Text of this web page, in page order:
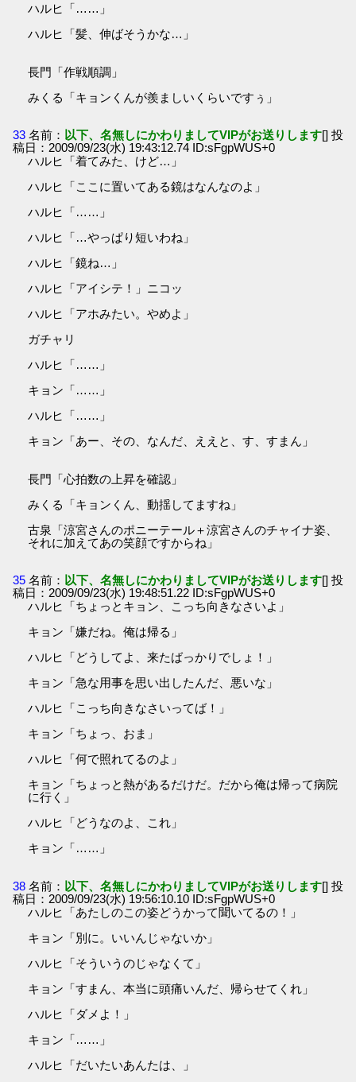
ハルヒ「……」
ハルヒ「髪、伸ばそうかな…」
長門「作戦順調」
みくる「キョンくんが羨ましいくらいですぅ」
33 名前： 以下、名無しにかわりましてVIPがお送りします[] 投
稿日：2009/09/23(水) 19:43:12.74 ID:sFgpWUS+0
ハルヒ「着てみた、けど…」
ハルヒ「ここに置いてある鏡はなんなのよ」
ハルヒ「……」
ハルヒ「…やっぱり短いわね」
ハルヒ「鏡ね…」
ハルヒ「アイシテ！」ニコッ
ハルヒ「アホみたい。やめよ」
ガチャリ
ハルヒ「……」
キョン「……」
ハルヒ「……」
キョン「あー、その、なんだ、ええと、す、すまん」
長門「心拍数の上昇を確認」
みくる「キョンくん、動揺してますね」
古泉「涼宮さんのポニーテール＋涼宮さんのチャイナ姿、
それに加えてあの笑顔ですからね」
35 名前： 以下、名無しにかわりましてVIPがお送りします[] 投
稿日：2009/09/23(水) 19:48:51.22 ID:sFgpWUS+0
ハルヒ「ちょっとキョン、こっち向きなさいよ」
キョン「嫌だね。俺は帰る」
ハルヒ「どうしてよ、来たばっかりでしょ！」
キョン「急な用事を思い出したんだ、悪いな」
ハルヒ「こっち向きなさいってば！」
キョン「ちょっ、おま」
ハルヒ「何で照れてるのよ」
キョン「ちょっと熱があるだけだ。だから俺は帰って病院
に行く」
ハルヒ「どうなのよ、これ」
キョン「……」
38 名前： 以下、名無しにかわりましてVIPがお送りします[] 投
稿日：2009/09/23(水) 19:56:10.10 ID:sFgpWUS+0
ハルヒ「あたしのこの姿どうかって聞いてるの！」
キョン「別に。いいんじゃないか」
ハルヒ「そういうのじゃなくて」
キョン「すまん、本当に頭痛いんだ、帰らせてくれ」
ハルヒ「ダメよ！」
キョン「……」
ハルヒ「だいたいあんたは、」